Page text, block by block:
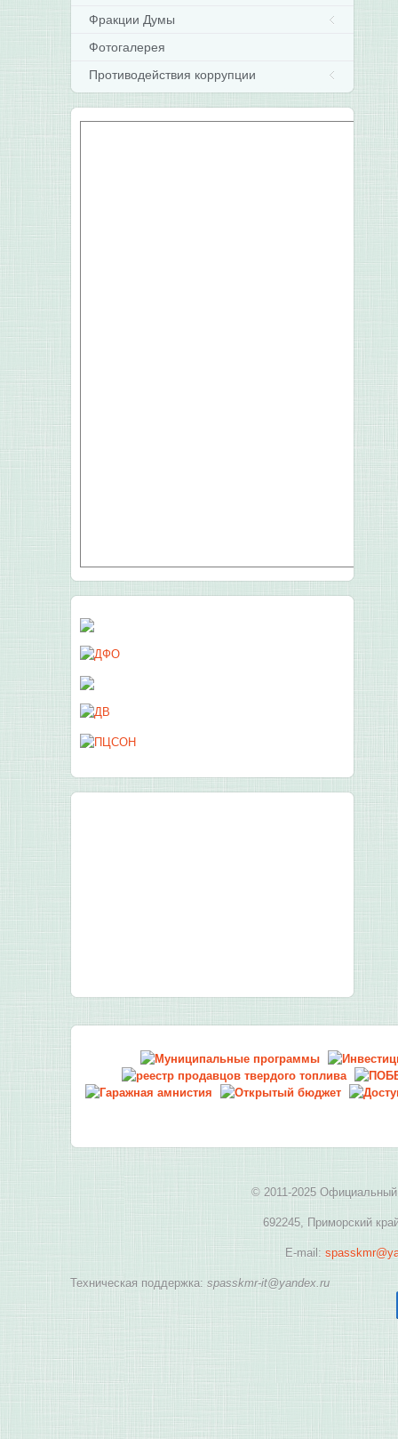
Фракции Думы
Фотогалерея
Противодействия коррупции
© 2011-2025 Официальный
692245, Приморский
E-mail:
Техническая поддержка: spasskmr-it@yandex.ru